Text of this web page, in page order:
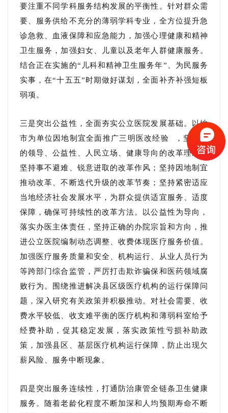
要注重不同学科服务结构发展的平衡性。针对群众需
要、服务供给不充分的薄弱学科专业，全方位提升急
诊急救、血液保障和应急能力，加强心理健康和精神
卫生服务，加强妇女、儿童以及老年人群健康服务。
结合正在实施的“儿科和精神卫生服务年”、为民服务
实事，在“十五五”时期做好谋划，全面补齐补强短板
弱项。
三是突出公益性，全面夯实公立医院发展基础。以地
市为单位因地制宜全面推广三明医改经验
，坚持党
的领导、公益性、人民立场、健康导向的改革理念；
坚持事不避难、锐意进取的改革作风；坚持因地制宜
推动改革、不断迭代升级的改革节奏；坚持紧密适应
当地经济社会发展水平，为群众提供适宜服务、适度
保障，确保可持续性的改革方法。以公益性为导向，
落实办医主体责任，坚持正确的办院宗旨和方向，推
进公立医院编制动态调整、收费体现医疗服务价值。
加强医疗服务质量和安全、机构运行、从业人员行为
等跨部门综合监管，严厉打击欺诈骗保和医药领域腐
败行为。围绕推进解决县区级医疗机构的运行保障问
题，深入研究有关政策并积极推动。对社会需要、收
费水平较低、收支难平衡的医疗机构和薄弱科室给予
经费补助，促其稳定发展，落实政策性亏损补助政
策，加强县区、基层医疗机构运行保障，防止出现欠
薪风险、服务中断现象。
四是突出服务连续性，打通防治康管全链条卫生健康
服务。随着老龄化程度不断加深和人均预期寿命不断